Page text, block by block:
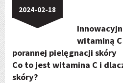
2024-02-18
witaminą
porannej pielęgnacji skóry
Co to jest witamina C i
skóry?